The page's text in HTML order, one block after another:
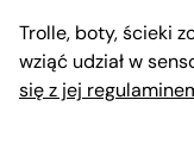
Trolle, boty, ścieki
wziąć udział w
się z jej